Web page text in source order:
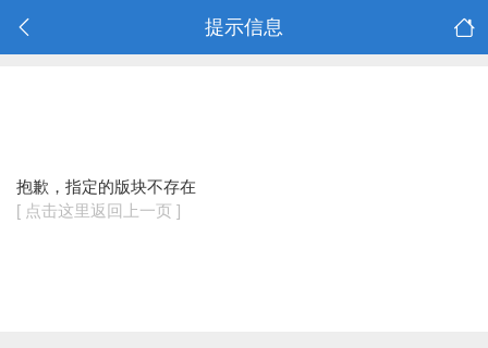
提示信息
抱歉，指定的版块不存在
[ 点击这里返回上一页 ]